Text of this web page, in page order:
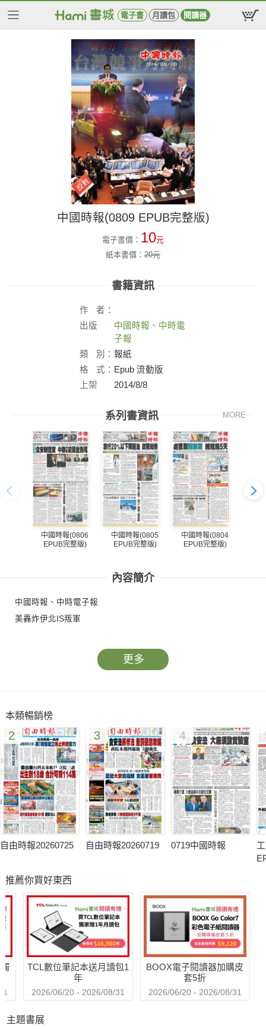
電子書 月讀包 閱讀器
中國時報(0809 EPUB完整版)
電子書價： 10元
紙本書價： 20元
書籍資訊
作
者：
出版
中國時報、中時電
子報
類
別： 報紙
格
式： Epub 流動版
上架
2014/8/8
系列書資訊 MORE
中國時報(0806
EPUB完整版)
中國時報(0805
EPUB完整版)
中國時報(0804
EPUB完整版)
內容簡介
中國時報、中時電子報
美轟炸伊北IS叛軍
更多
本類暢銷榜
2
自由時報20260725
3
自由時報20260719
4
0719中國時報
推薦你買好東西
TCL數位筆記本送月讀包1
年
2026/06/20 - 2026/08/31
BOOX電子閱讀器加購皮
套5折
2026/06/20 - 2026/08/31
主題書展